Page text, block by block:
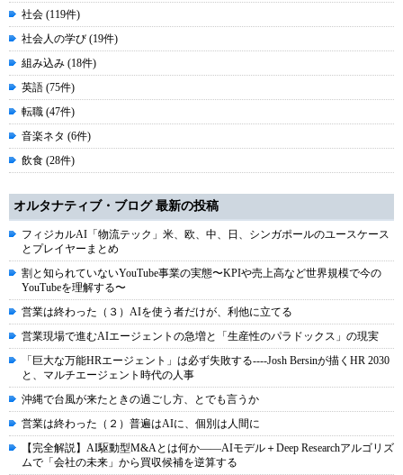
社会 (119件)
社会人の学び (19件)
組み込み (18件)
英語 (75件)
転職 (47件)
音楽ネタ (6件)
飲食 (28件)
オルタナティブ・ブログ 最新の投稿
フィジカルAI「物流テック」米、欧、中、日、シンガポールのユースケース
とプレイヤーまとめ
割と知られていないYouTube事業の実態〜KPIや売上高など世界規模で今の
YouTubeを理解する〜
営業は終わった（３）AIを使う者だけが、利他に立てる
営業現場で進むAIエージェントの急増と「生産性のパラドックス」の現実
「巨大な万能HRエージェント」は必ず失敗する----Josh Bersinが描くHR 2030
と、マルチエージェント時代の人事
沖縄で台風が来たときの過ごし方、とでも言うか
営業は終わった（２）普遍はAIに、個別は人間に
【完全解説】AI駆動型M&Aとは何か――AIモデル＋Deep Researchアルゴリズ
ムで「会社の未来」から買収候補を逆算する